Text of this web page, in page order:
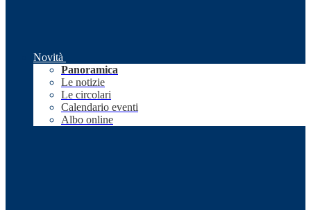
Novità
Panoramica
Le notizie
Le circolari
Calendario eventi
Albo online